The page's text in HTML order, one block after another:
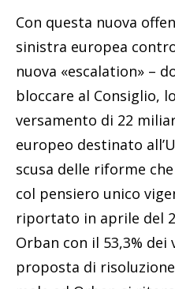
Con questa nuova
sinistra europea
nuova «escalation» –
bloccare al Consiglio,
versamento di 22
europeo destinato
scusa delle riforme
col pensiero unico
riportato in aprile del
Orban con il 53,3% dei
proposta di